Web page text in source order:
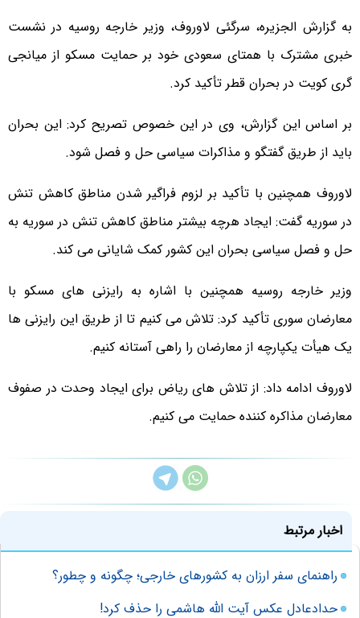
به گزارش الجزیره، سرگئی لاوروف، وزیر خارجه روسیه در نشست
خبری مشترک با همتای سعودی خود بر حمایت مسکو از میانجی
گری کویت در بحران قطر تأکید کرد.
بر اساس این گزارش، وی در این خصوص تصریح کرد: این بحران
باید از طریق گفتگو و مذاکرات سیاسی حل و فصل شود.
لاوروف همچنین با تأکید بر لزوم فراگیر شدن مناطق کاهش تنش
در سوریه گفت: ایجاد هرچه بیشتر مناطق کاهش تنش در سوریه به
حل و فصل سیاسی بحران این کشور کمک شایانی می کند.
وزیر خارجه روسیه همچنین با اشاره به رایزنی های مسکو با
معارضان سوری تأکید کرد: تلاش می کنیم تا از طریق این رایزنی ها
یک هیأت یکپارچه از معارضان را راهی آستانه کنیم.
لاوروف ادامه داد: از تلاش های ریاض برای ایجاد وحدت در صفوف
معارضان مذاکره کننده حمایت می کنیم.
اخبار مرتبط
راهنمای سفر ارزان به کشورهای خارجی؛ چگونه و چطور؟
حدادعادل عکس آیت الله هاشمی را حذف کرد!